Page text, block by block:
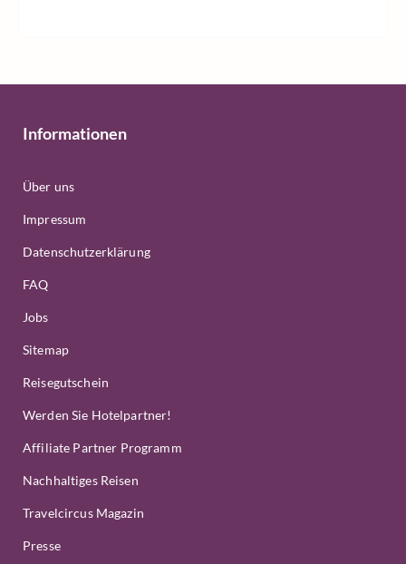
Informationen
Über uns
Impressum
Datenschutzerklärung
FAQ
Jobs
Sitemap
Reisegutschein
Werden Sie Hotelpartner!
Affiliate Partner Programm
Nachhaltiges Reisen
Travelcircus Magazin
Presse